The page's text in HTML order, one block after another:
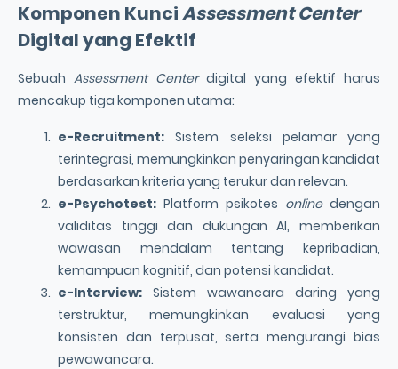
Komponen KunciAssessment Center
Digital yang Efektif
Sebuah Assessment Centerdigital yang efektif harus
mencakup tiga komponen utama:
e-Recruitment: Sistem seleksi pelamar yang
terintegrasi, memungkinkan penyaringan kandidat
berdasarkan kriteria yang terukur dan relevan.
e-Psychotest: Platform psikotes onlinedengan
validitas tinggi dan dukungan AI, memberikan
wawasan mendalam tentang kepribadian,
kemampuan kognitif, dan potensi kandidat.
e-Interview: Sistem wawancara daring yang
terstruktur, memungkinkan evaluasi yang
konsisten dan terpusat, serta mengurangi bias
pewawancara.